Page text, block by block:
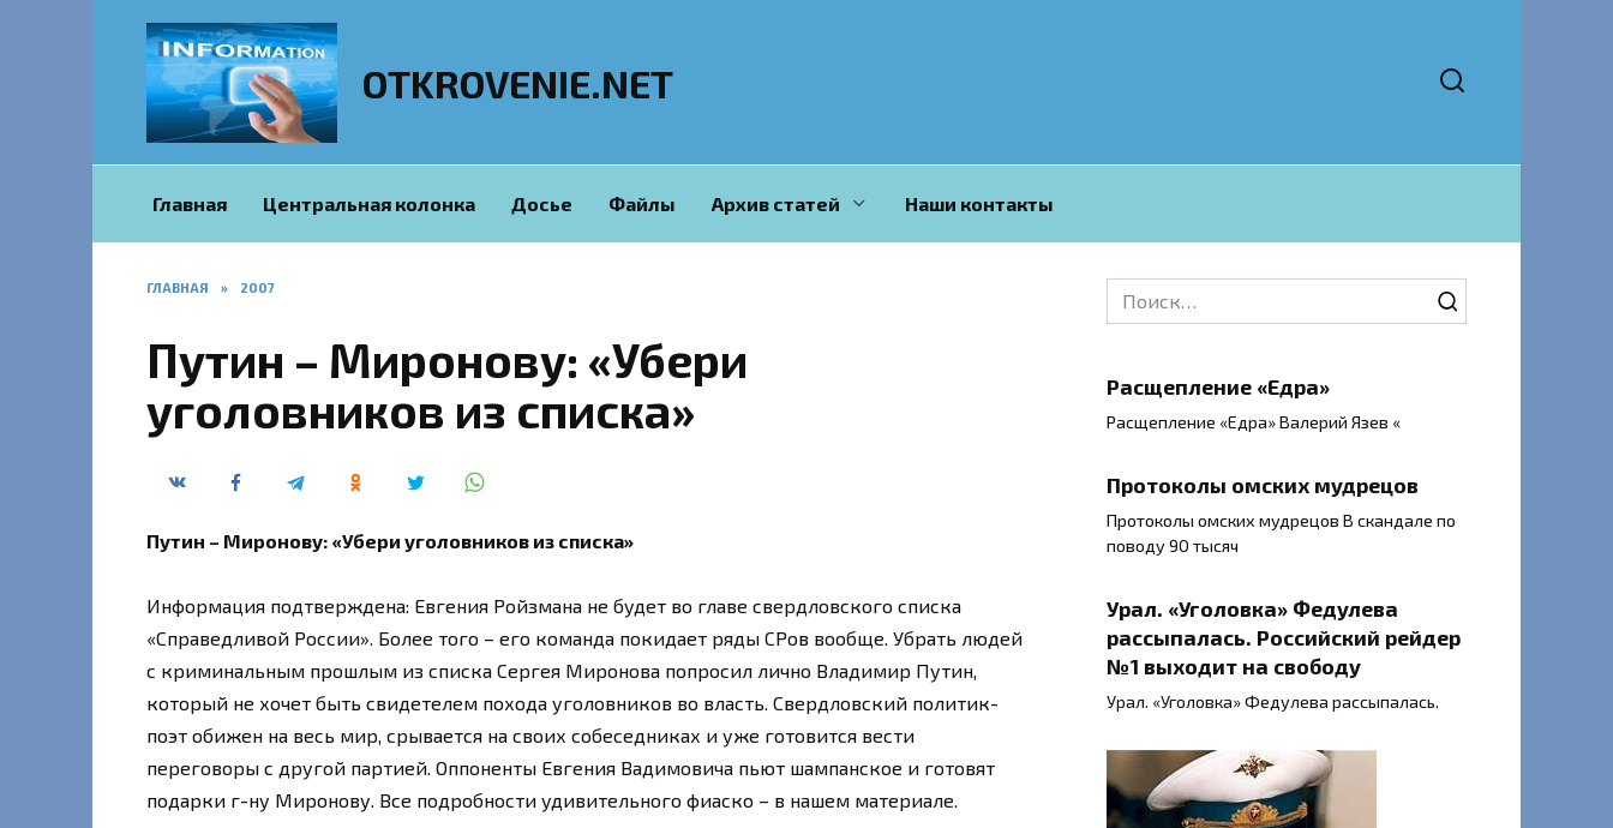
OTKROVENIE.NET
Главная Центральная колонка Досье Файлы Архив статей Наши контакты
ГЛАВНАЯ » 2007
Путин – Миронову: «Убери
уголовников из списка»
Путин – Миронову: «Убери уголовников из списка»
Информация подтверждена: Евгения Ройзмана не будет во главе свердловского списка
«Справедливой России». Более того – его команда покидает ряды СРов вообще. Убрать людей
с криминальным прошлым из списка Сергея Миронова попросил лично Владимир Путин,
который не хочет быть свидетелем похода уголовников во власть. Свердловский политик-
поэт обижен на весь мир, срывается на своих собеседниках и уже готовится вести
переговоры с другой партией. Оппоненты Евгения Вадимовича пьют шампанское и готовят
подарки г-ну Миронову. Все подробности удивительного фиаско – в нашем материале.
Search
for:
Расщепление «Едра»
Расщепление «Едра» Валерий Язев «
Протоколы омских мудрецов
Протоколы омских мудрецов В скандале по
поводу 90 тысяч
Урал. «Уголовка» Федулева
рассыпалась. Российский рейдер
№1 выходит на свободу
Урал. «Уголовка» Федулева рассыпалась.